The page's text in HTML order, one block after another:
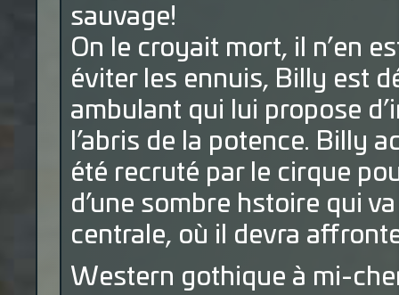
sauvage!
On le croyait mort, il n’en
éviter les ennuis, Billy est
ambulant qui lui propose
l’abris de la potence. Billy
été recruté par le cirque
d’une sombre hstoire qui
centrale, où il devra
Western gothique à mi-